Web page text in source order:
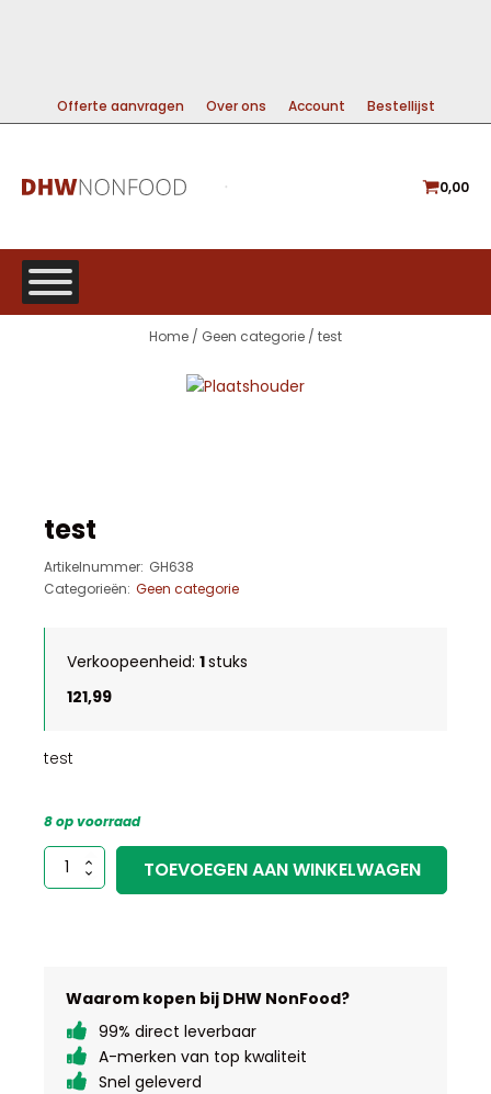
Offerte aanvragen Over ons Account Bestellijst
0,00
Home / Geen categorie / test
test
Artikelnummer: GH638
Categorieën: Geen categorie
Verkoopeenheid: 1stuks
121,99
test
8 op voorraad
test
aantal
TOEVOEGEN AAN WINKELWAGEN
Waarom kopen bij DHW NonFood?
99% direct leverbaar
A-merken van top kwaliteit
Snel geleverd